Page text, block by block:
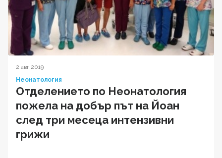
2 авг 2019
Неонатология
Отделението по Неонатология
пожела на добър път на Йоан
след три месеца интензивни
грижи